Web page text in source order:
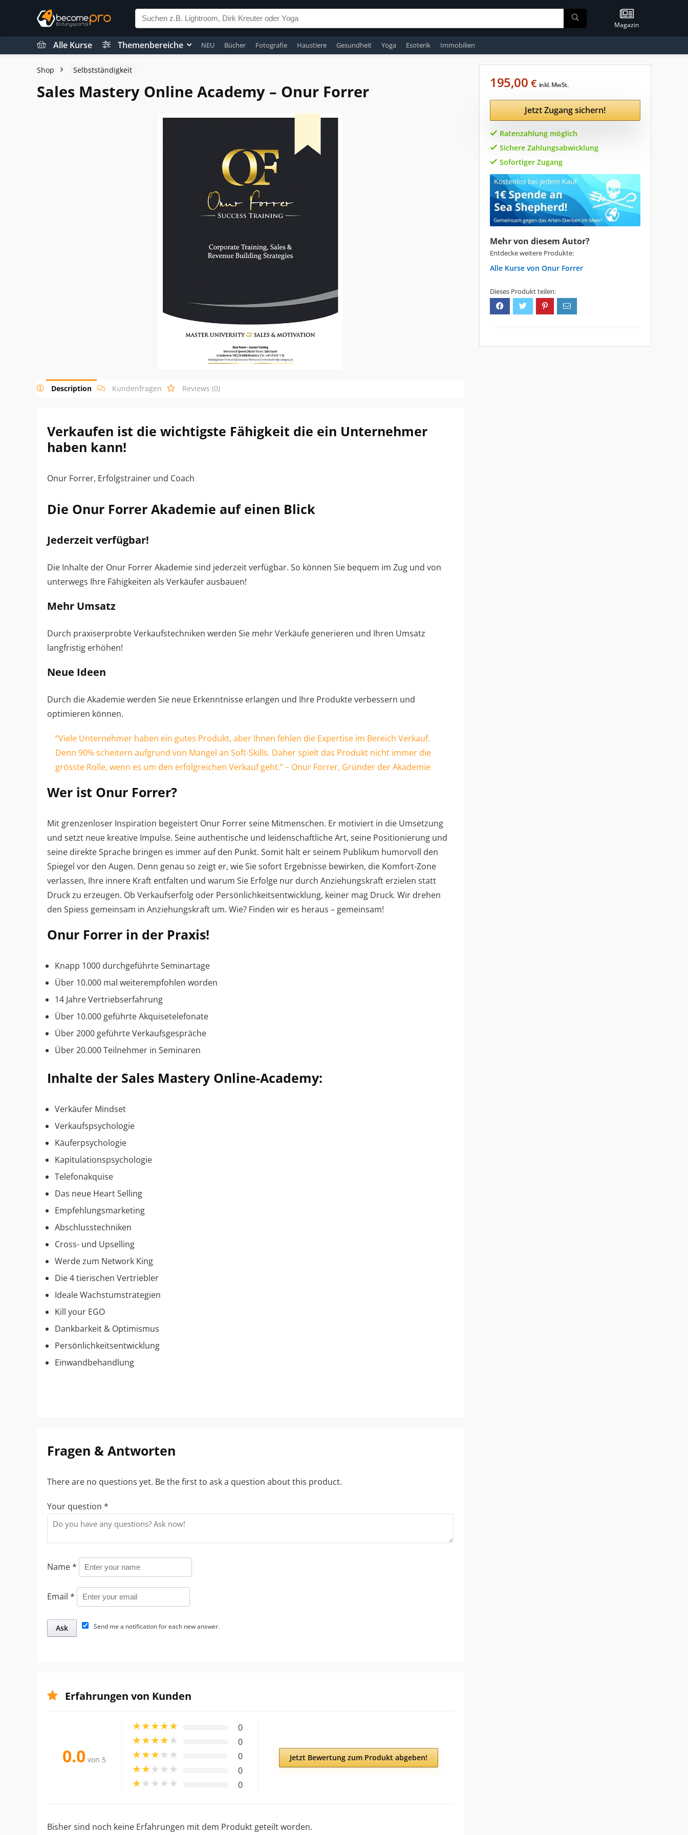
Magazin
Alle Kurse Themenbereiche NEU Bücher Fotografie Haustiere Gesundheit Yoga Esoterik Immobilien
Shop Selbstständigkeit
Sales Mastery Online Academy – Onur Forrer
Description Kundenfragen Reviews (0)
Verkaufen ist die wichtigste Fähigkeit die ein Unternehmer
haben kann!
Onur Forrer, Erfolgstrainer und Coach
Die Onur Forrer Akademie auf einen Blick
Jederzeit verfügbar!
Die Inhalte der Onur Forrer Akademie sind jederzeit verfügbar. So können Sie bequem im Zug und von
unterwegs Ihre Fähigkeiten als Verkäufer ausbauen!
Mehr Umsatz
Durch praxiserprobte Verkaufstechniken werden Sie mehr Verkäufe generieren und Ihren Umsatz
langfristig erhöhen!
Neue Ideen
Durch die Akademie werden Sie neue Erkenntnisse erlangen und Ihre Produkte verbessern und
optimieren können.
“Viele Unternehmer haben ein gutes Produkt, aber Ihnen fehlen die Expertise im Bereich Verkauf.
Denn 90% scheitern aufgrund von Mangel an Soft-Skills. Daher spielt das Produkt nicht immer die
grösste Rolle, wenn es um den erfolgreichen Verkauf geht.” – Onur Forrer, Gründer der Akademie
Wer ist Onur Forrer?
Mit grenzenloser Inspiration begeistert Onur Forrer seine Mitmenschen. Er motiviert in die Umsetzung
und setzt neue kreative Impulse. Seine authentische und leidenschaftliche Art, seine Positionierung und
seine direkte Sprache bringen es immer auf den Punkt. Somit hält er seinem Publikum humorvoll den
Spiegel vor den Augen. Denn genau so zeigt er, wie Sie sofort Ergebnisse bewirken, die Komfort-Zone
verlassen, Ihre innere Kraft entfalten und warum Sie Erfolge nur durch Anziehungskraft erzielen statt
Druck zu erzeugen. Ob Verkaufserfolg oder Persönlichkeitsentwicklung, keiner mag Druck. Wir drehen
den Spiess gemeinsam in Anziehungskraft um. Wie? Finden wir es heraus – gemeinsam!
Onur Forrer in der Praxis!
Knapp 1000 durchgeführte Seminartage
Über 10.000 mal weiterempfohlen worden
14 Jahre Vertriebserfahrung
​Über 10.000 geführte Akquisetelefonate
Über 2000 geführte Verkaufsgespräche
Über 20.000 Teilnehmer in Seminaren
Inhalte der Sales Mastery Online-Academy:
Verkäufer Mindset
Verkaufspsychologie
​Käuferpsychologie
​Kapitulationspsychologie
​Telefonakquise
​Das neue Heart Selling
​Empfehlungsmarketing
​Abschlusstechniken
​Cross- und Upselling
​Werde zum Network King
​Die 4 tierischen Vertriebler
​Ideale Wachstumstrategien
​Kill your EGO
​Dankbarkeit & Optimismus
​Persönlichkeitsentwicklung
​Einwandbehandlung
Fragen & Antworten
There are no questions yet. Be the first to ask a question about this product.
Your question *
Name*
Email *
Send me a notification for each new answer.
Erfahrungen von Kunden
0.0 von 5
★★★★★ 0
★★★★★ 0
★★★★★ 0
★★★★★ 0
★★★★★ 0
Jetzt Bewertung zum Produkt abgeben!
Bisher sind noch keine Erfahrungen mit dem Produkt geteilt worden.
195,00 € inkl. MwSt.
Jetzt Zugang sichern!
Ratenzahlung möglich
Sichere Zahlungsabwicklung
Sofortiger Zugang
Mehr von diesem Autor?
Entdecke weitere Produkte:
Onur Forrer